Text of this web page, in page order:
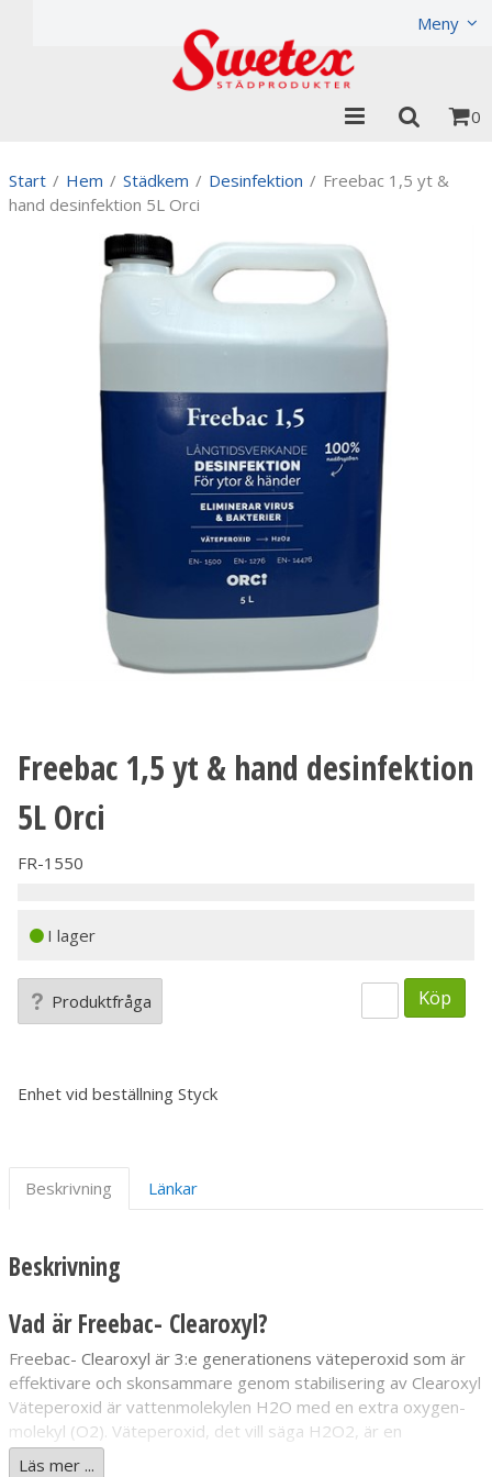
Meny
0
Start / Hem / Städkem / Desinfektion / Freebac 1,5 yt &
hand desinfektion 5L Orci
Freebac 1,5 yt & hand desinfektion
5L Orci
FR-1550
I lager
Produktfråga Köp
Enhet vid beställning Styck
Beskrivning Länkar
Beskrivning
Vad är Freebac- Clearoxyl?
Freebac- Clearoxyl är 3:e generationens väteperoxid som är
effektivare och skonsammare genom stabilisering av Clearoxyl
Väteperoxid är vattenmolekylen H2O med en extra oxygen-
molekyl (O2). Väteperoxid, det vill säga H2O2, är en
vätskelösning med flertalet användningsområden.
Läs mer ...